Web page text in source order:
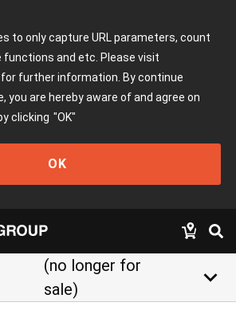
to only capture URL parameters, count
functions and etc. Please visit
for further information. By continue
you are hereby aware of and agree on
clicking "OK"
OK
(no longer for
sale)
keyboard_arrow_down